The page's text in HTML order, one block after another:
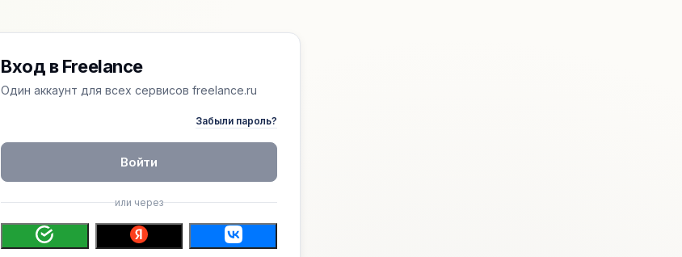
Вход в Freelance
Один аккаунт для всех сервисов freelance.ru
Забыли пароль?
Войти
или через